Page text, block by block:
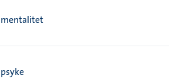
mentalitet
psyke